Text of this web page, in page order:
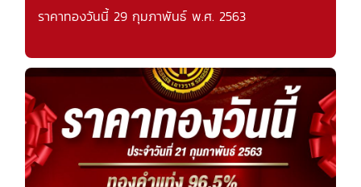
ราคาทองวันนี้ 29 กุมภาพันธ์ พ.ศ. 2563